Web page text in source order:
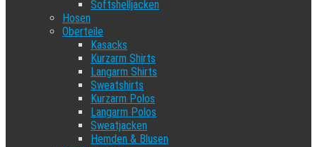
Softshelljacken
Hosen
Oberteile
Kasacks
Kurzarm Shirts
Langarm Shirts
Sweatshirts
Kurzarm Polos
Langarm Polos
Sweatjacken
Hemden & Blusen